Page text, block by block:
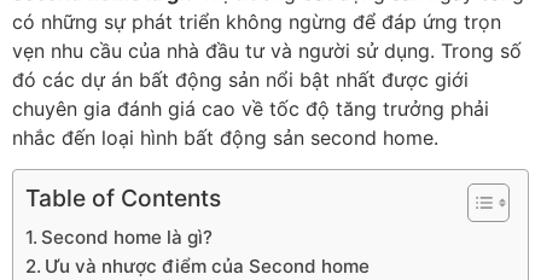
có những sự phát triển không ngừng để đáp ứng trọn
vẹn nhu cầu của nhà đầu tư và người sử dụng. Trong số
đó các dự án bất động sản nổi bật nhất được giới
chuyên gia đánh giá cao về tốc độ tăng trưởng phải
nhắc đến loại hình bất động sản second home.
Table of Contents
Second home là gì?
Ưu và nhược điểm của Second home